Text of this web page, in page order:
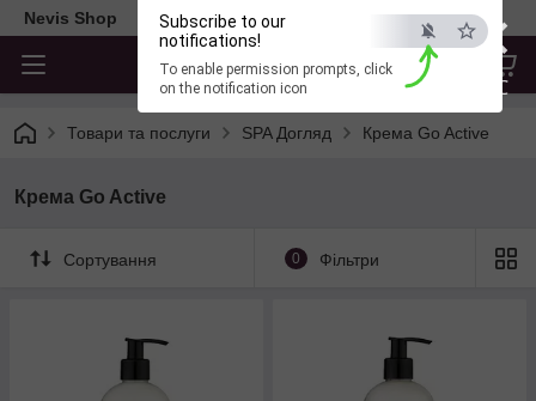
×
ESC
Subscribe to our
notifications!
To enable permission prompts, click
on the notification icon
Nevis Shop
Товари та послуги SPA Догляд Крема Go Active
Крема Go Active
Сортування 0 Фільтри